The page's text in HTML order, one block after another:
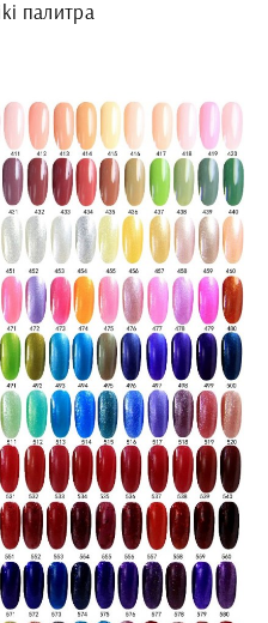
палитра